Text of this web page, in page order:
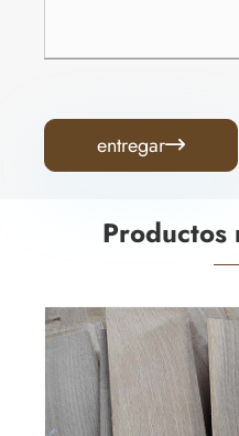
entregar
Productos
Ver